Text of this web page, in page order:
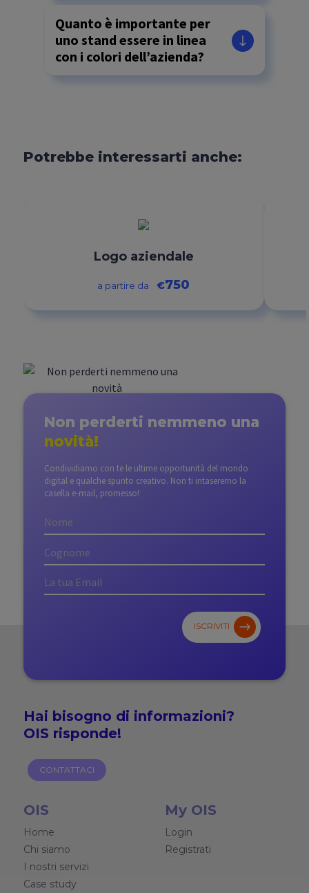
Quanto è importante per
uno stand essere in linea
con i colori dell’azienda?
Potrebbe interessarti anche:
Logo aziendale
a partire da €750
Non perderti nemmeno una
novità!
Condividiamo con te le ultime opportunità del mondo
digital e qualche spunto creativo. Non ti intaseremo la
casella e-mail, promesso!
ISCRIVITI
Hai bisogno di informazioni?
OIS risponde!
CONTATTACI
OIS
Home
Chi siamo
I nostri servizi
Case study
My OIS
Login
Registrati